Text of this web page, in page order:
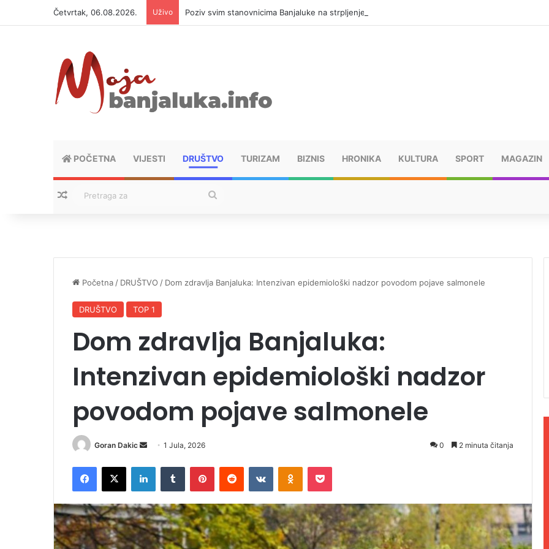
Četvrtak, 06.08.2026. Uživo Poziv svim stanovnicima Banjaluke na strpljenje i racionalnu potrošnju vode
POČETNA VIJESTI DRUŠTVO TURIZAM BIZNIS HRONIKA KULTURA SPORT MAGAZIN
Nasumični tekstovi
Početna / DRUŠTVO / Dom zdravlja Banjaluka: Intenzivan epidemiološki nadzor povodom pojave salmonele
DRUŠTVO TOP 1
Dom zdravlja Banjaluka:
Intenzivan epidemiološki nadzor
povodom pojave salmonele
Goran Dakic
a
n
e
1 Jula, 2026 0 2 minuta čitanja